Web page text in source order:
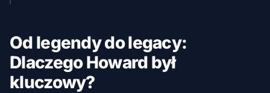
Od legendy do legacy:
Dlaczego Howard był
kluczowy?